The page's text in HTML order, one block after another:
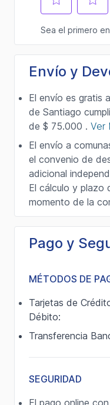
Envío y
El envío es gratis
de Santiago
de $ 75.000 . Ver
El envío a
el convenio de
adicional
El cálculo y plazo
momento de la
Pago y
MÉTODOS DE
Tarjetas de
Débito:
Transferencia
SEGURIDAD
El pago online